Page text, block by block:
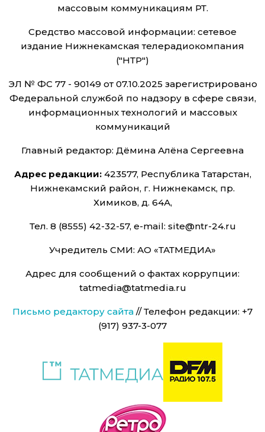
массовым коммуникациям РТ.
Средство массовой информации: сетевое
издание Нижнекамская телерадиокомпания
("НТР")
ЭЛ № ФС 77 - 90149 от 07.10.2025 зарегистрировано
Федеральной службой по надзору в сфере связи,
информационных технологий и массовых
коммуникаций
Главный редактор: Дёмина Алёна Сергеевна
Адрес редакции:423577, Республика Татарстан,
Нижнекамский район, г. Нижнекамск, пр.
Химиков, д. 64А,
Тел. 8 (8555) 42-32-57, e-mail: site@ntr-24.ru
Учредитель СМИ: АО «ТАТМЕДИА»
Адрес для сообщений о фактах коррупции:
tatmedia@tatmedia.ru
Письмо редактору сайта // Телефон редакции: +7
(917) 937-3-077